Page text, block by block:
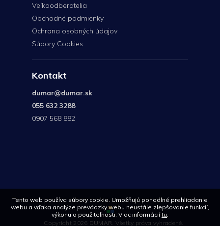
Tento web používa súbory cookie. Umožňujú pohodlné prehliadanie
webu a vďaka analýze prevádzky webu neustále zlepšovanie funkcií,
výkonu a použiteľnosti. Viac informáciítu.
Veľkoodberatelia
Obchodné podmienky
Ochrana osobných údajov
Súbory Cookies
Kontakt
dumar@dumar.sk
055 632 3288
0907 568 882
Copyright 2026 DUMAR . Všetky práva vyhradené.
568